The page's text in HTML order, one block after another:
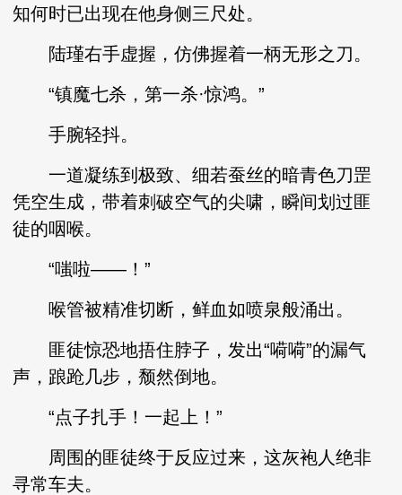
知何时已出现在他身侧三尺处。
陆瑾右手虚握，仿佛握着一柄无形之刀。
“镇魔七杀，第一杀·惊鸿。”
手腕轻抖。
一道凝练到极致、细若蚕丝的暗青色刀罡
凭空生成，带着刺破空气的尖啸，瞬间划过匪
徒的咽喉。
“嗤啦——！”
喉管被精准切断，鲜血如喷泉般涌出。
匪徒惊恐地捂住脖子，发出“嗬嗬”的漏气
声，踉跄几步，颓然倒地。
“点子扎手！一起上！”
周围的匪徒终于反应过来，这灰袍人绝非
寻常车夫。